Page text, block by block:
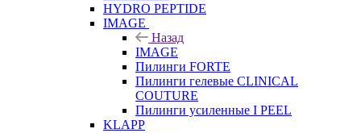
HYDRO PEPTIDE
IMAGE
Назад
IMAGE
Пилинги FORTE
Пилинги гелевые CLINICAL
COUTURE
Пилинги усиленные I PEEL
KLAPP